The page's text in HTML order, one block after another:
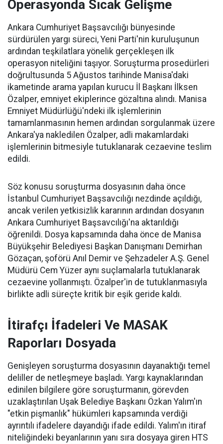
Operasyonda Sıcak Gelişme
Ankara Cumhuriyet Başsavcılığı bünyesinde
sürdürülen yargı süreci, Yeni Parti'nin kuruluşunun
ardından teşkilatlara yönelik gerçekleşen ilk
operasyon niteliğini taşıyor. Soruşturma prosedürleri
doğrultusunda 5 Ağustos tarihinde Manisa'daki
ikametinde arama yapılan kurucu İl Başkanı İlksen
Özalper, emniyet ekiplerince gözaltına alındı. Manisa
Emniyet Müdürlüğü'ndeki ilk işlemlerinin
tamamlanmasının hemen ardından sorgulanmak üzere
Ankara'ya nakledilen Özalper, adli makamlardaki
işlemlerinin bitmesiyle tutuklanarak cezaevine teslim
edildi.
Söz konusu soruşturma dosyasının daha önce
İstanbul Cumhuriyet Başsavcılığı nezdinde açıldığı,
ancak verilen yetkisizlik kararının ardından dosyanın
Ankara Cumhuriyet Başsavcılığı'na aktarıldığı
öğrenildi. Dosya kapsamında daha önce de Manisa
Büyükşehir Belediyesi Başkan Danışmanı Demirhan
Gözaçan, şoförü Anıl Demir ve Şehzadeler A.Ş. Genel
Müdürü Cem Yüzer aynı suçlamalarla tutuklanarak
cezaevine yollanmıştı. Özalper'in de tutuklanmasıyla
birlikte adli süreçte kritik bir eşik geride kaldı.
İtirafçı İfadeleri Ve MASAK
Raporları Dosyada
Genişleyen soruşturma dosyasının dayanaktığı temel
deliller de netleşmeye başladı. Yargı kaynaklarından
edinilen bilgilere göre soruşturmanın, görevden
uzaklaştırılan Uşak Belediye Başkanı Özkan Yalım'ın
"etkin pişmanlık" hükümleri kapsamında verdiği
ayrıntılı ifadelere dayandığı ifade edildi. Yalım'ın itiraf
niteliğindeki beyanlarının yanı sıra dosyaya giren HTS